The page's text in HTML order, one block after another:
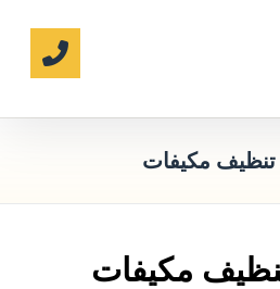
مكيفات
مكيفات